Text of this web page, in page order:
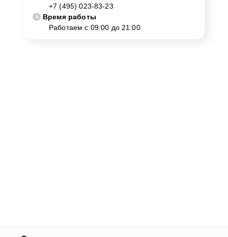
+7 (495) 023-83-23
Время работы
Работаем с 09:00 до 21:00